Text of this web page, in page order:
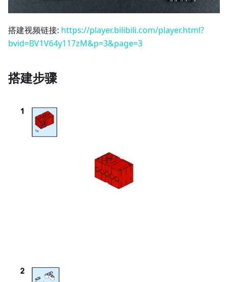
搭建视频链接: https://player.bilibili.com/player.html?
bvid=BV1V64y117zM&p=3&page=3
搭建步骤